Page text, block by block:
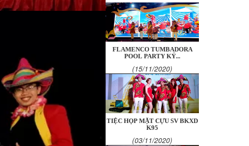
FLAMENCO TUMBADORA
POOL PARTY KỶ...
(15/11/2020)
TIỆC HỌP MẶT CỰU SV BKXD
K95
(03/11/2020)